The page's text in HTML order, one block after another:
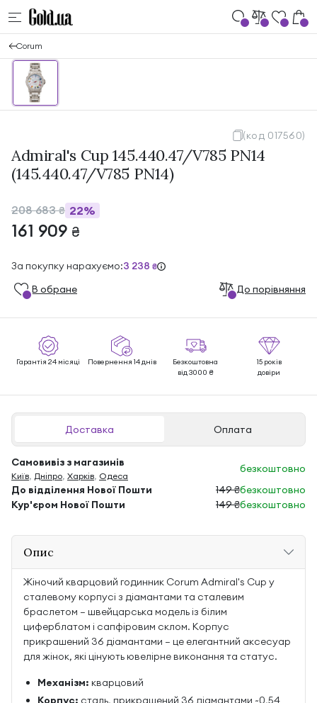
Corum
(код 017560)
Admiral's Cup 145.440.47/V785 PN14
(145.440.47/V785 PN14)
208 683₴ 22%
161 909 ₴
За покупку нарахуємо:3 238 ₴
В обране До порівняння
Гарантія 24 місяці Повернення 14 днів
Безкоштовна
від 3000 ₴
15 років
довіри
Доставка Оплата
Самовивіз з магазинів
Київ, Дніпро, Харків, Одеса
безкоштовно
До відділення Нової Пошти
149 ₴безкоштовно
Кур'єром Нової Пошти
149 ₴безкоштовно
Опис
Жіночий кварцовий годинник Corum Admiral's Cup у
сталевому корпусі з діамантами та сталевим
браслетом — швейцарська модель із білим
циферблатом і сапфіровим склом. Корпус
прикрашений 36 діамантами — це елегантний аксесуар
для жінок, які цінують ювелірне виконання та статус.
Механізм: кварцовий
Корпус: сталь, прикрашений 36 діамантами ~0,54